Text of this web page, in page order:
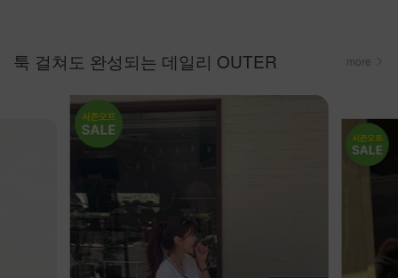
툭 걸쳐도 완성되는 데일리 OUTER more